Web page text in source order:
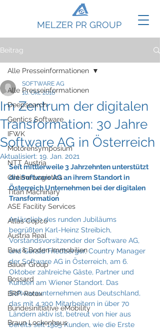
MELZER PR GROUP
Beitrag
Alle Presseinformationen
Deepsearch
Gentics Software
IFWK
Motorensymposium
NTT Austria
Ontime Logistics
Titan Machinary
ASE Facility Services
Atlas Copco
Austria Real
Bau & Boden Immobilien
Bauer Group
Bossard
BRP-Rotax
Bundesinitiative eMobility
Braun Lockenhaus
Alle Presseinformationen
Im Zentrum der digitalen
Transformation: 30 Jahre
Software AG in Österreich
SOFTWARE AG
10. Okt. 2016
Aktualisiert: 19. Jan. 2021
Seit mittlerweile 3 Jahrzehnten unterstützt
die Software AG an ihrem Standort in
Österreich Unternehmen bei der digitalen
Transformation
Anlässlich des runden Jubiläums
begrüßten Karl-Heinz Streibich,
Vorstandsvorsitzender der Software AG,
und Gerald Friedberger, Country Manager
der Software AG in Österreich, am 6.
Oktober zahlreiche Gäste, Partner und
Kunden am Wiener Standort. Das
Softwareunternehmen aus Deutschland,
das mit 4.300 Mitarbeitern in über 70
Ländern aktiv ist, betreut von hier aus
bereits seit 1985 Kunden, wie die Erste